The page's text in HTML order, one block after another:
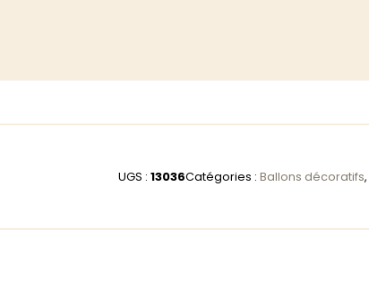
UGS : 13036Catégories : Ballons décoratifs,